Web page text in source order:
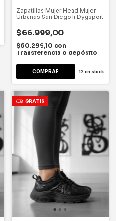
Zapatillas Mujer Head Mujer
Urbanas San Diego Ii Dygsport
$66.999,00
$60.299,10 con
Transferencia o depósito
COMPRAR 12 en stock
GRATIS